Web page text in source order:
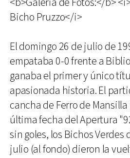
Bicho Pruzzo</i>
El domingo 26 de julio de
empataba 0-0 frente a
ganaba el primer y único
apasionada historia. El
cancha de Ferro de
última fecha del Apertura
sin goles, los Bichos Verdes
julio (al fondo) dieron la